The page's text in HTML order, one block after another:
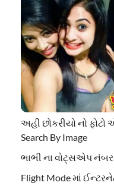
અહી છોકરીયો નો
Search By Image
ભાભી ના વોટ્સએપ નંબર
Flight Mode માં